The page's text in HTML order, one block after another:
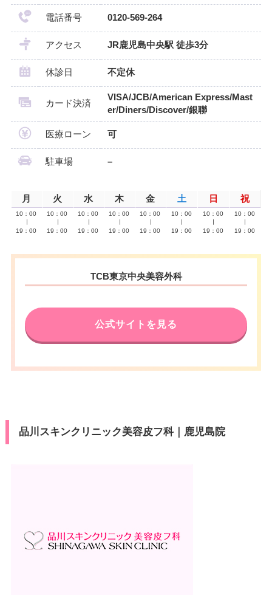
電話番号 0120-569-264
アクセス JR鹿児島中央駅 徒歩3分
休診日 不定休
カード決済
VISA/JCB/American Express/Mast
er/Diners/Discover/銀聯
医療ローン 可
駐車場 –
月 火 水 木 金 土 日 祝
10：00
19：00
10：00
19：00
10：00
19：00
10：00
19：00
10：00
19：00
10：00
19：00
10：00
19：00
10：00
19：00
TCB東京中央美容外科
公式サイトを見る
品川スキンクリニック美容皮フ科｜鹿児島院